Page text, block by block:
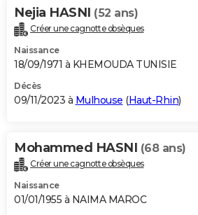
Nejia HASNI (52 ans)
Créer une cagnotte obsèques
Naissance
18/09/1971 à KHEMOUDA TUNISIE
Décès
09/11/2023 à Mulhouse (Haut-Rhin)
Mohammed HASNI (68 ans)
Créer une cagnotte obsèques
Naissance
01/01/1955 à NAIMA MAROC